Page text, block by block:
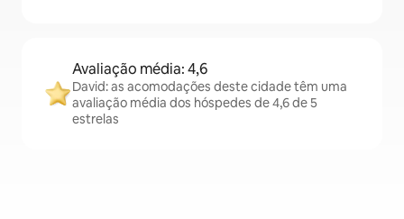
Avaliação média: 4,6
David: as acomodações deste cidade têm uma
avaliação média dos hóspedes de 4,6 de 5
estrelas